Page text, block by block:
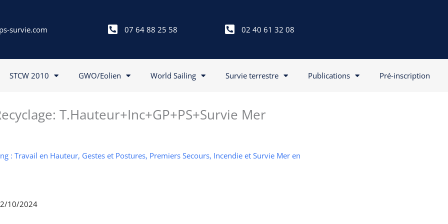
survie.com 07 64 88 25 58 02 40 61 32 08
STCW 2010 GWO/Eolien World Sailing Survie terrestre Publications Pré-inscription
T.Hauteur+Inc+GP+PS+Survie Mer
: Travail en Hauteur, Gestes et Postures, Premiers Secours, Incendie et Survie Mer en
10/2024